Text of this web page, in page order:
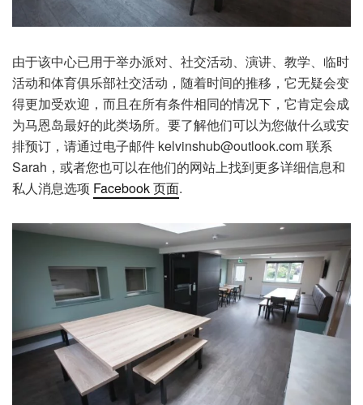
由于该中心已用于举办派对、社交活动、演讲、教学、临时
活动和体育俱乐部社交活动，随着时间的推移，它无疑会变
得更加受欢迎，而且在所有条件相同的情况下，它肯定会成
为马恩岛最好的此类场所。要了解他们可以为您做什么或安
排预订，请通过电子邮件 kelvinshub@outlook.com 联系
Sarah，或者您也可以在他们的网站上找到更多详细信息和
私人消息选项 Facebook 页面.